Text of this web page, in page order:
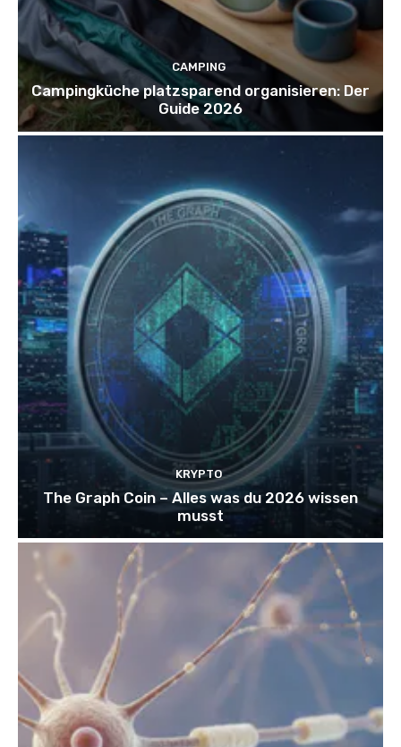
CAMPING
Campingküche platzsparend organisieren: Der
Guide 2026
KRYPTO
The Graph Coin – Alles was du 2026 wissen
musst